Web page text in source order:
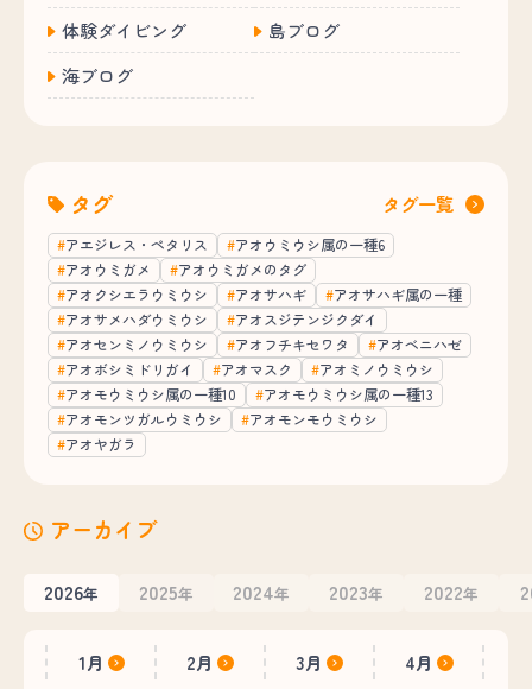
体験ダイビング
島ブログ
海ブログ
タグ タグ一覧
アエジレス・ペタリス
アオウミウシ属の一種6
アオウミガメ
アオウミガメのタグ
アオクシエラウミウシ
アオサハギ
アオサハギ属の一種
アオサメハダウミウシ
アオスジテンジクダイ
アオセンミノウミウシ
アオフチキセワタ
アオベニハゼ
アオボシミドリガイ
アオマスク
アオミノウミウシ
アオモウミウシ属の一種10
アオモウミウシ属の一種13
アオモンツガルウミウシ
アオモンモウミウシ
アオヤガラ
アーカイブ
2026年 2025年 2024年 2023年 2022年
1月 2月 3月
4月